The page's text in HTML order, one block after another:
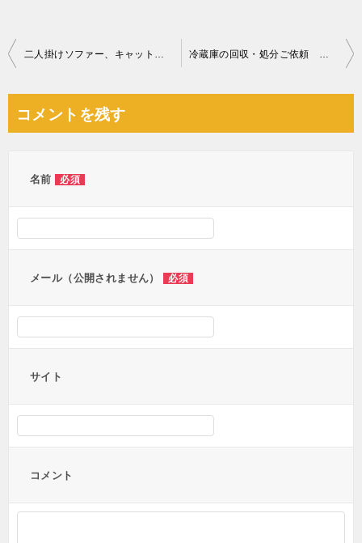
投
ビ
二人掛けソファー、キャットタワーの回収・処分ご依頼 お客様の声 冷蔵庫の回収・処分ご依頼 お客様の声
コメントを残す
名前 必須
メール（公開されません） 必須
サイト
コメント